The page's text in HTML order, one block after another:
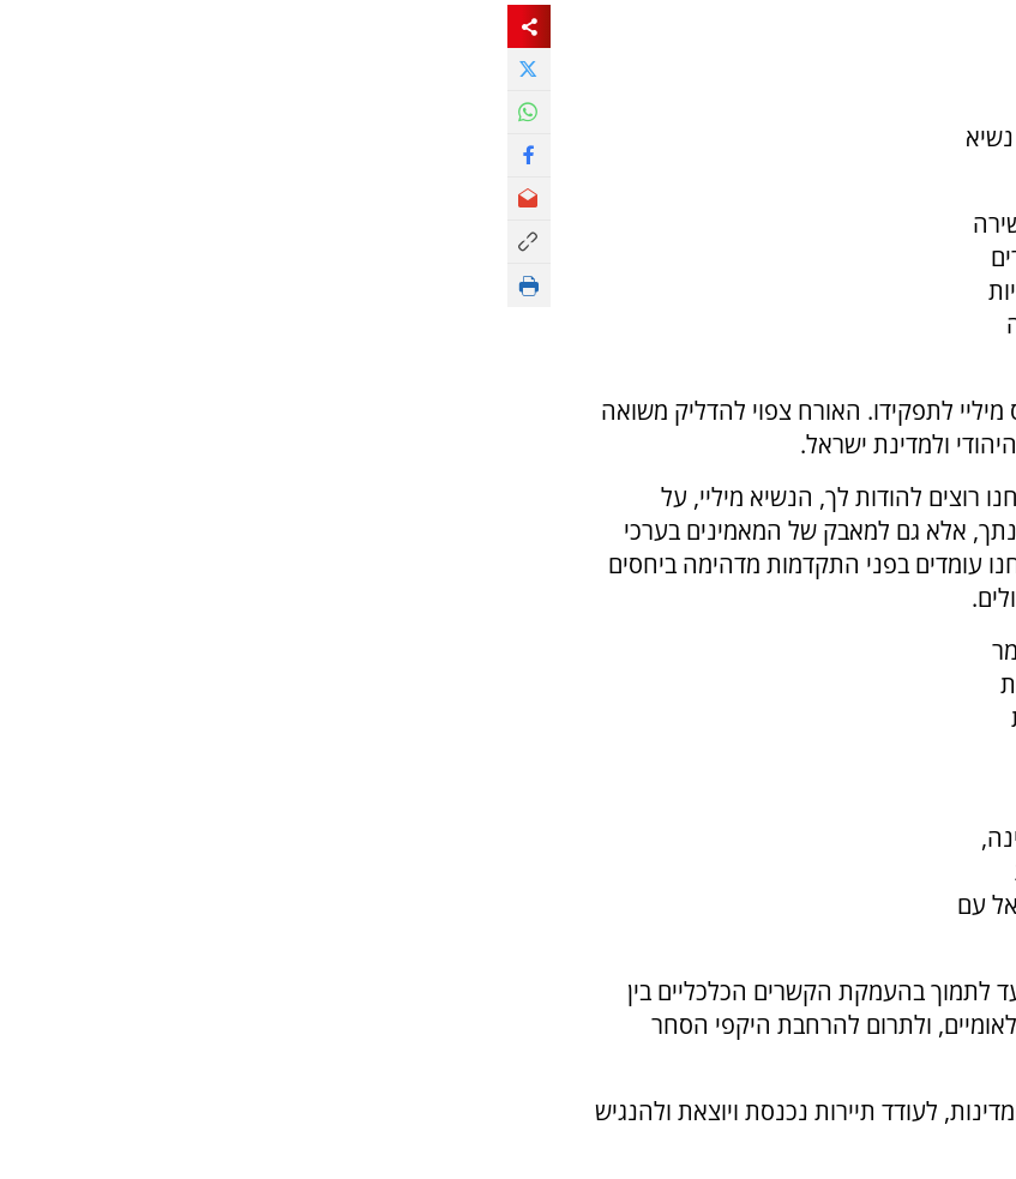
לתפקידו. האורח צפוי להדליק משואה
ולמדינת ישראל.
רוצים להודות לך, הנשיא מיליי, על
אלא גם למאבק של המאמינים בערכי
עומדים בפני התקדמות מדהימה ביחסים
עם
לתמוך בהעמקת הקשרים הכלכליים בין
ולתרום להרחבת היקפי הסחר
לעודד תיירות נכנסת ויוצאת ולהנגיש